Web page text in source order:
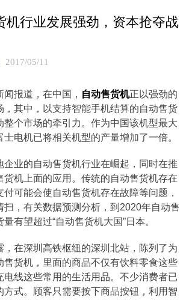
机行业发展强劲，资本抢夺战
2017/05/11
报道，在中国， 自动售货机正以强劲的
，其中，以支持智能手机结算的自动售货
整个市场的牵引力。作为中国该机型最大
电机已将相关机型的产量增加了一倍。
企业的自动售货机行业在崛起，同时在推
货机上面的应用。传统的自动售货机存在
可能会使自动售货机存在故障等问题，
扫，有关数据预测分析，到2020年自动售
有望超过“自动售货机大国”日本。
，在深圳高铁枢纽的深圳北站，陈列了为
售货机，里面的商品不仅有饮料零食这些
电线这些常用的生活用品。不少消费者已
方式。顾客只需要按下商品按钮，利用智